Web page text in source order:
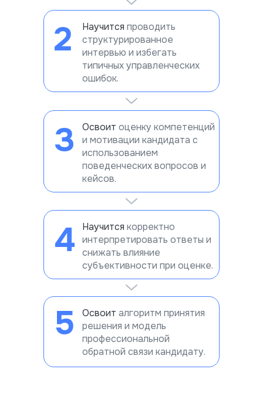
2 Научится проводить
структурированное
интервью и избегать
типичных управленческих
ошибок.
3 Освоит оценку компетенций
и мотивации кандидата с
использованием
поведенческих вопросов и
кейсов.
5 Освоит алгоритм принятия
решения и модель
профессиональной
обратной связи кандидату.
4 Научится корректно
интерпретировать ответы и
снижать влияние
субъективности при оценке.